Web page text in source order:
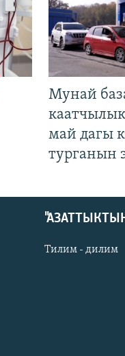
Мунай
май дагы
турганын
Тилим - дилим